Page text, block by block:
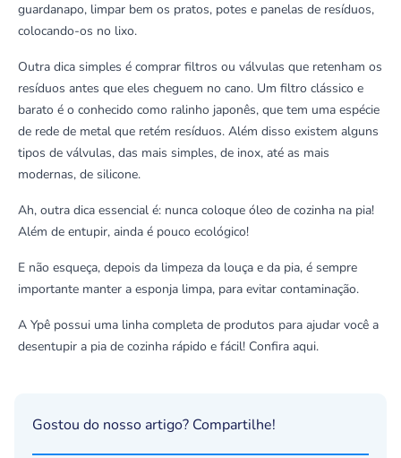
guardanapo, limpar bem os pratos, potes e panelas de resíduos,
colocando-os no lixo.
Outra dica simples é comprar filtros ou válvulas que retenham os
resíduos antes que eles cheguem no cano. Um filtro clássico e
barato é o conhecido como ralinho japonês, que tem uma espécie
de rede de metal que retém resíduos. Além disso existem alguns
tipos de válvulas, das mais simples, de inox, até as mais
modernas, de silicone.
Ah, outra dica essencial é: nunca coloque óleo de cozinha na pia!
Além de entupir, ainda é pouco ecológico!
E não esqueça, depois da limpeza da louça e da pia, é sempre
importante manter a esponja limpa, para evitar contaminação.
A Ypê possui uma linha completa de produtos para ajudar você a
desentupir a pia de cozinha rápido e fácil! Confira aqui.
Gostou do nosso artigo? Compartilhe!